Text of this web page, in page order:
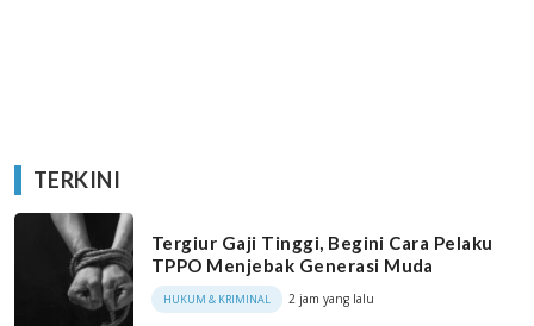
TERKINI
Tergiur Gaji Tinggi, Begini Cara Pelaku
TPPO Menjebak Generasi Muda
HUKUM & KRIMINAL 2 jam yang lalu